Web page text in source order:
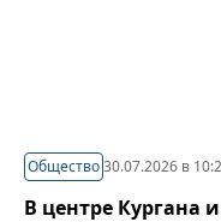
Общество30.07.2026 в
В центре Кургана